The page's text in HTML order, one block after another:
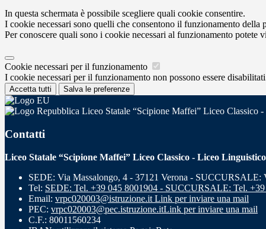
In questa schermata è possibile scegliere quali cookie consentire.
I cookie necessari sono quelli che consentono il funzionamento della
Per conoscere quali sono i cookie necessari al funzionamento potete
Cookie necessari per il funzionamento
I cookie necessari per il funzionamento non possono essere
Accetta tutti Salva le preferenze
Liceo Statale “Scipione Maffei” Liceo Classico
Contatti
Liceo Statale “Scipione Maffei” Liceo Classico - Liceo Linguistico
SEDE: Via Massalongo, 4 - 37121 Verona - SUCCURSALE:
Tel: SEDE: Tel. +39 045 8001904 - SUCCURSALE: Tel.
Email: vrpc020003@istruzione.it Link per inviare una mail
PEC: vrpc020003@pec.istruzione.itLink per inviare una mail
C.F.: 80011560234